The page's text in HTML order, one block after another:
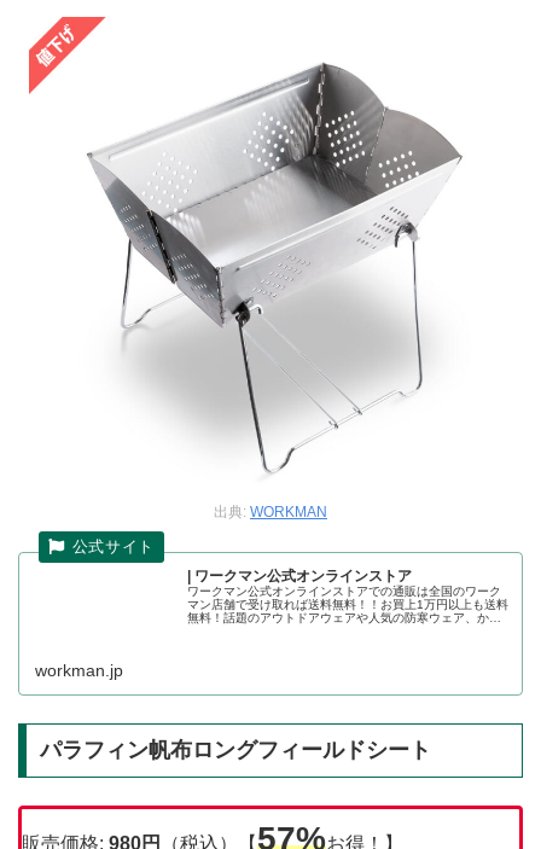
出典: WORKMAN
| ワークマン公式オンラインストア
ワークマン公式オンラインストアでの通販は全国のワーク
マン店舗で受け取れば送料無料！！お買上1万円以上も送料
無料！話題のアウトドアウェアや人気の防寒ウェア、かっ
workman.jp
パラフィン帆布ロングフィールドシート
販売価格: 980円 （税込）【57%お得！】